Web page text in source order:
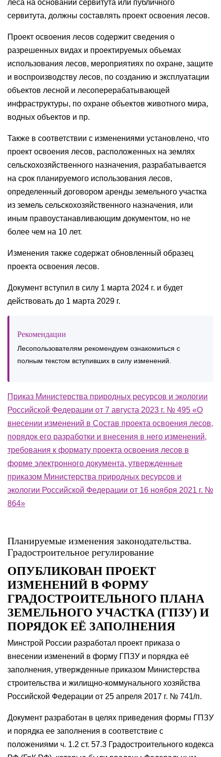
леса на основании сервитута или публичного
сервитута, должны составлять проект освоения лесов.
Проект освоения лесов содержит сведения о
разрешенных видах и проектируемых объемах
использования лесов, мероприятиях по охране, защите
и воспроизводству лесов, по созданию и эксплуатации
объектов лесной и лесоперерабатывающей
инфраструктуры, по охране объектов животного мира,
водных объектов и пр.
Также в соответствии с изменениями установлено, что
проект освоения лесов, расположенных на землях
сельскохозяйственного назначения, разрабатывается
на срок планируемого использования лесов,
определенный договором аренды земельного участка
из земель сельскохозяйственного назначения, или
иным правоустанавливающим документом, но не
более чем на 10 лет.
Изменения также содержат обновленный образец
проекта освоения лесов.
Документ вступил в силу 1 марта 2024 г. и будет
действовать до 1 марта 2029 г.
Рекомендации
Лесопользователям рекомендуем ознакомиться с
полным текстом вступивших в силу изменений.
Приказ Министерства природных ресурсов и экологии
Российской Федерации от 7 августа 2023 г. № 495 «О
внесении изменений в Состав проекта освоения лесов,
порядок его разработки и внесения в него изменений,
требования к формату проекта освоения лесов в
форме электронного документа, утвержденные
приказом Министерства природных ресурсов и
экологии Российской Федерации от 16 ноября 2021 г. №
864»
Планируемые изменения законодательства.
Градостроительное регулирование
ОПУБЛИКОВАН ПРОЕКТ
ИЗМЕНЕНИЙ В ФОРМУ
ГРАДОСТРОИТЕЛЬНОГО ПЛАНА
ЗЕМЕЛЬНОГО УЧАСТКА (ГПЗУ) И
ПОРЯДОК ЕЁ ЗАПОЛНЕНИЯ
Минстрой России разработал проект приказа о
внесении изменений в форму ГПЗУ и порядка её
заполнения, утвержденные приказом Министерства
строительства и жилищно-коммунального хозяйства
Российской Федерации от 25 апреля 2017 г. № 741/п.
Документ разработан в целях приведения формы ГПЗУ
и порядка ее заполнения в соответствие с
положениями ч. 1.2 ст. 57.3 Градостроительного кодекса